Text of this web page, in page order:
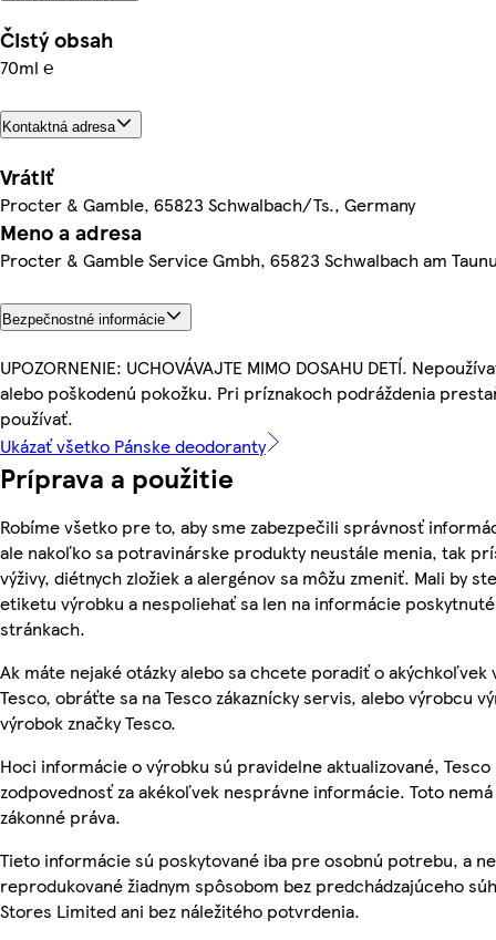
Čistý obsah
70ml ℮
Kontaktná adresa
Vrátiť
Procter & Gamble, 65823 Schwalbach/Ts., Germany
Meno a adresa
Procter & Gamble Service Gmbh, 65823 Schwalbach am
Bezpečnostné informácie
UPOZORNENIE: UCHOVÁVAJTE MIMO DOSAHU DETÍ.
alebo poškodenú pokožku. Pri príznakoch podráždenia
používať.
Ukázať všetko Pánske deodoranty
Príprava a použitie
Robíme všetko pre to, aby sme zabezpečili správnosť
ale nakoľko sa potravinárske produkty neustále menia, tak
výživy, diétnych zložiek a alergénov sa môžu zmeniť. Mali by
etiketu výrobku a nespoliehať sa len na informácie
stránkach.
Ak máte nejaké otázky alebo sa chcete poradiť o akýchkoľvek
Tesco, obráťte sa na Tesco zákaznícky servis, alebo výrobcu
výrobok značky Tesco.
Hoci informácie o výrobku sú pravidelne aktualizované, Tesco
zodpovednosť za akékoľvek nesprávne informácie. Toto nemá
zákonné práva.
Tieto informácie sú poskytované iba pre osobnú potrebu, a
reprodukované žiadnym spôsobom bez predchádzajúceho
Stores Limited ani bez náležitého potvrdenia.